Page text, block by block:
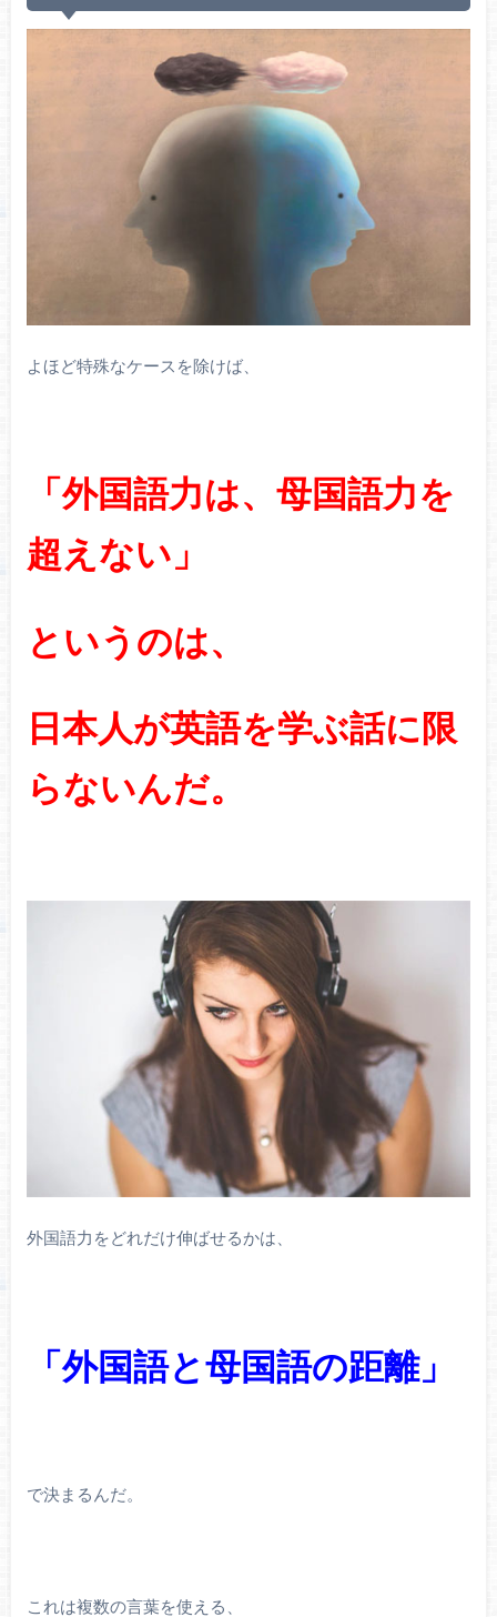
よほど特殊なケースを除けば、
「外国語力は、母国語力を
超えない」
というのは、
日本人が英語を学ぶ話に限
らないんだ。
外国語力をどれだけ伸ばせるかは、
「外国語と母国語の距離」
で決まるんだ。
これは複数の言葉を使える、